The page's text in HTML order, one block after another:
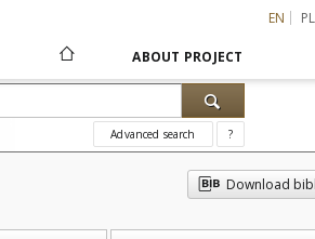
EN PL
ABOUT PROJECT
Advanced search ?
Download